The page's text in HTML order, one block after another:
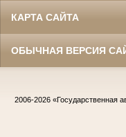
КАРТА САЙТА
ОБЫЧНАЯ ВЕРСИЯ
2006-2026 «Государственная